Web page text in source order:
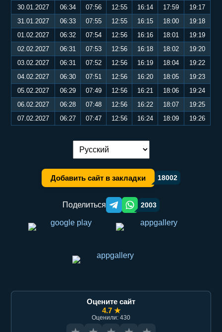
30.01.2027
06:34 07:56 12:55 16:14 17:59
19:17
31.01.2027
06:33 07:55 12:55 16:15 18:00
19:18
01.02.2027
06:32 07:54 12:56 16:16 18:01
19:19
02.02.2027
06:31 07:53 12:56 16:18 18:02
19:20
03.02.2027
06:31 07:52 12:56 16:19 18:04
19:22
04.02.2027
06:30 07:51 12:56 16:20 18:05
19:23
05.02.2027
06:29 07:49 12:56 16:21 18:06
19:24
06.02.2027
06:28 07:48 12:56 16:22 18:07
19:25
07.02.2027
06:27 07:47 12:56 16:24 18:09 19:26
Переключение языка:
Добавить сайт в закладки 18002
Поделиться Telegram orqali ulashish
WhatsApp orqali ulashish
2003
Оцените сайт
4.7 ★
Оценили: 430